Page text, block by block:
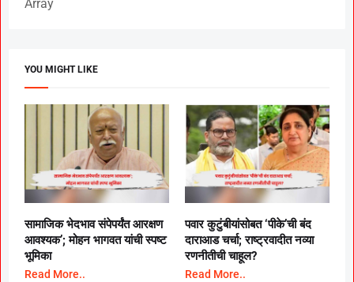
Array
YOU MIGHT LIKE
सामाजिक भेदभाव संपेपर्यंत आरक्षण
आवश्यक’; मोहन भागवत यांची स्पष्ट
भूमिका
Read More..
पवार कुटुंबीयांसोबत ‘पीके’ची बंद
दाराआड चर्चा; राष्ट्रवादीत नव्या
रणनीतीची चाहूल?
Read More..